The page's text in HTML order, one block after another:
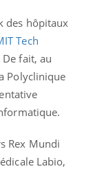
des hôpitaux
Tech
fait, au
Polyclinique
Rex Mundi
Labio,